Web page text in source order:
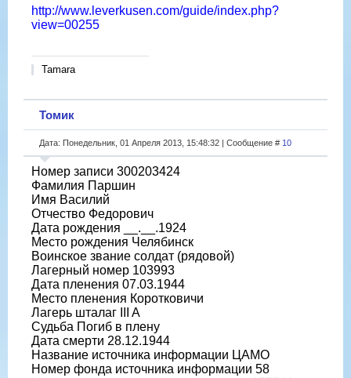
http://www.leverkusen.com/guide/index.php?
view=00255
Tamara
Томик
Дата: Понедельник, 01 Апреля 2013, 15:48:32 | Сообщение # 10
Номер записи 300203424
Фамилия Паршин
Имя Василий
Отчество Федорович
Дата рождения __.__.1924
Место рождения Челябинск
Воинское звание солдат (рядовой)
Лагерный номер 103993
Дата пленения 07.03.1944
Место пленения Коротковичи
Лагерь шталаг III A
Судьба Погиб в плену
Дата смерти 28.12.1944
Название источника информации ЦАМО
Номер фонда источника информации 58